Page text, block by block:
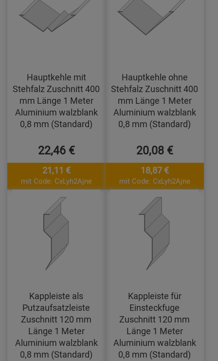
Hauptkehle mit
Stehfalz Zuschnitt 400
mm Länge 1 Meter
Aluminium walzblank
0,8 mm (Standard)
22,46 €
21,11 €
mit Code: CxLyh2Ajne
Hauptkehle ohne
Stehfalz Zuschnitt 400
mm Länge 1 Meter
Aluminium walzblank
0,8 mm (Standard)
20,08 €
18,87 €
mit Code: CxLyh2Ajne
Kappleiste als
Putzaufsatzleiste
Zuschnitt 120 mm
Länge 1 Meter
Aluminium walzblank
0,8 mm (Standard)
Kappleiste für
Einsteckfuge
Zuschnitt 120 mm
Länge 1 Meter
Aluminium walzblank
0,8 mm (Standard)